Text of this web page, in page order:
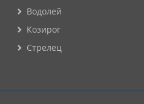
Водолей
Козирог
Стрелец